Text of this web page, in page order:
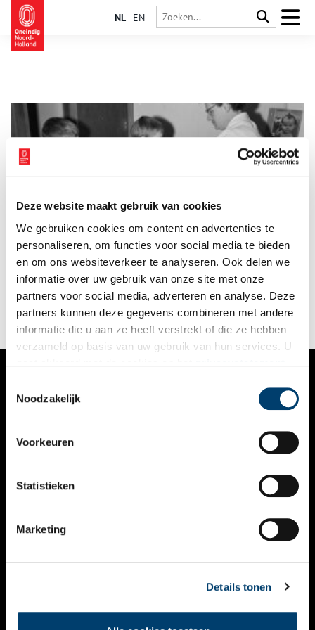
Deze website maakt gebruik van cookies
We gebruiken cookies om content en advertenties te
personaliseren, om functies voor social media te bieden
en om ons websiteverkeer te analyseren. Ook delen we
informatie over uw gebruik van onze site met onze
partners voor social media, adverteren en analyse. Deze
partners kunnen deze gegevens combineren met andere
informatie die u aan ze heeft verstrekt of die ze hebben
verzameld op basis van uw gebruik van hun services. U
Noodzakelijk
Voorkeuren
Statistieken
Marketing
Details tonen
NL EN
Tegenwoordig kunnen we ons weinig voorstellen dat
droeviger is dan ouders die hun kinderen overleven. Maar nog
geen honderd jaar geleden hoorde kindersterfte onlosmakelijk
bij het leven. Infectieziekten als polio, difterie en mazelen
sloegen blijvende gaten in jonge gezinnen. Dankzij het in
1957 gestarte Rijksvaccinatieprogramma zijn dit soort
epidemieën zeldzaam geworden.
VERHALEN
KALENDER
THEMA’S
VIDEO’S
CONTACT